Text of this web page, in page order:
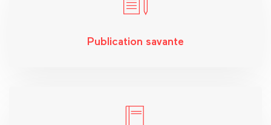
Publication savante